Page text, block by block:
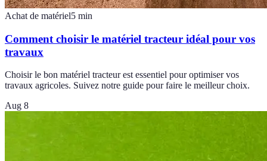
Achat de matériel5 min
Comment choisir le matériel tracteur idéal pour vos
travaux
Choisir le bon matériel tracteur est essentiel pour optimiser vos
travaux agricoles. Suivez notre guide pour faire le meilleur choix.
Aug 8